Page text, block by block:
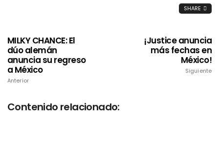
SHARE
MILKY CHANCE: El
dúo alemán
anuncia su regreso
a México
Anterior
¡Justice anuncia
más fechas en
México!
Siguiente
Contenido relacionado: